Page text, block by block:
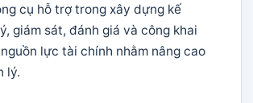
cụ hỗ trợ trong xây dựng kế
giám sát, đánh giá và công khai
lực tài chính nhằm nâng cao
lý.